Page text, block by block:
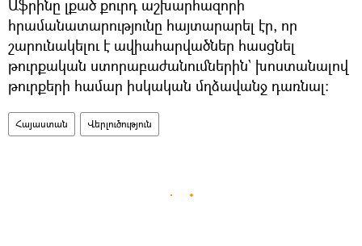
Աֆրինը լքած քուրդ աշխարհազորի
հրամանատարությունը հայտարարել էր, որ
շարունակելու է ավիահարվածներ հասցնել
թուրքական ստորաբաժանումներին` խոստանալով
թուրքերի համար իսկական մղձավանջ դառնալ։
Հայաստան Վերլուծություն